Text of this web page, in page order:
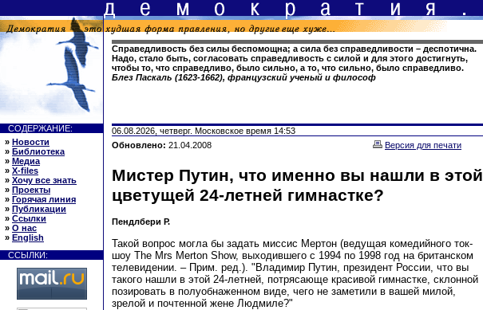
Справедливость без силы беспомощна; а сила без справедливости – деспотична.
Надо, стало быть, согласовать справедливость с силой и для этого достигнуть,
чтобы то, что справедливо, было сильно, а то, что сильно, было справедливо.
Блез Паскаль (1623-1662), французский ученый и философ
СОДЕРЖАНИЕ:
» Новости
» Библиотека
» Медиа
» X-files
» Хочу все знать
» Проекты
» Горячая линия
» Публикации
» Ссылки
» О нас
» English
ССЫЛКИ:
06.08.2026, четверг. Московское время 14:53
Обновлено: 21.04.2008 Версия для печати
Мистер Путин, что именно вы нашли в этой
цветущей 24-летней гимнастке?
Пендлбери Р.
Такой вопрос могла бы задать миссис Мертон (ведущая комедийного ток-
шоу The Mrs Merton Show, выходившего с 1994 по 1998 год на британском
телевидении. – Прим. ред.). "Владимир Путин, президент России, что вы
такого нашли в этой 24-летней, потрясающе красивой гимнастке, склонной
позировать в полуобнаженном виде, чего не заметили в вашей милой,
зрелой и почтенной жене Людмиле?"